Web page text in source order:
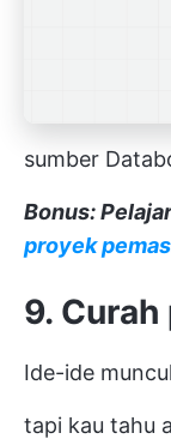
sumber
Bonus:
proyek
9.
Ide-ide
tapi kau tahu